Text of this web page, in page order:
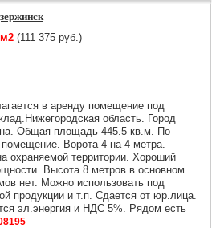
(111 375 руб.)
в аренду помещение под
область. Город
Общая площадь 445.5 кв.м. По
Ворота 4 на 4 метра.
охраняемой территории. Хороший
Высота 8 метров в основном
нет. Можно использовать под
продукции и т.п. Сдается от юр.лица.
эл.энергия и НДС 5%. Рядом есть